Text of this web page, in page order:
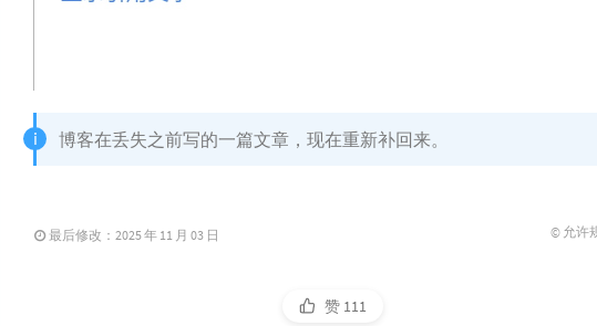
博客在丢失之前写的一篇文章，现在重新补回来。
最后修改：2025 年 11 月 03 日 © 允许
赞 111